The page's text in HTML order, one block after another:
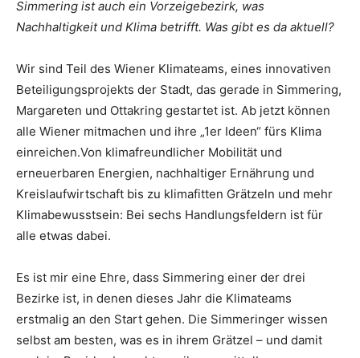
Simmering ist auch ein Vorzeigebezirk, was
Nachhaltigkeit und Klima betrifft. Was gibt es da aktuell?
Wir sind Teil des Wiener Klimateams, eines innovati­ven
Beteiligungsprojekts der Stadt, das gerade in Simme­ring,
Margareten und Otta­kring gestartet ist. Ab jetzt können
alle Wiener mitma­chen und ihre „1er Ideen“ fürs Klima
einreichen.Von klimafreundlicher Mobilität und
erneuerbaren Energien, nachhaltiger Ernährung und
Kreislaufwirtschaft bis zu klimafitten Grätzeln und mehr
Klimabewusstsein: Bei sechs Handlungsfeldern ist für
alle etwas dabei.
Es ist mir eine Ehre, dass Simmering einer der drei
Bezirke ist, in denen dieses Jahr die Klima­teams
erstmalig an den Start gehen. Die Simmeringer wis­sen
selbst am besten, was es in ihrem Grätzel – und damit